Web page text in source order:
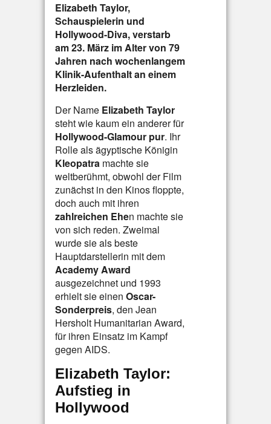
Elizabeth Taylor,
Schauspielerin und
Hollywood-Diva, verstarb
am 23. März im Alter von 79
Jahren nach wochenlangem
Klinik-Aufenthalt an einem
Herzleiden.
Der Name Elizabeth Taylor
steht wie kaum ein anderer für
Hollywood-Glamour pur. Ihr
Rolle als ägyptische Königin
Kleopatra machte sie
weltberühmt, obwohl der Film
zunächst in den Kinos floppte,
doch auch mit ihren
zahlreichen Ehen machte sie
von sich reden. Zweimal
wurde sie als beste
Hauptdarstellerin mit dem
Academy Award
ausgezeichnet und 1993
erhielt sie einen Oscar-
Sonderpreis, den Jean
Hersholt Humanitarian Award,
für ihren Einsatz im Kampf
gegen AIDS.
Elizabeth Taylor:
Aufstieg in
Hollywood